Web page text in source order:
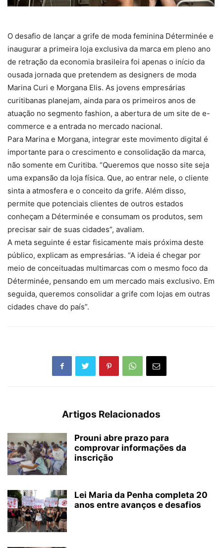
O desafio de lançar a grife de moda feminina Déterminée e
inaugurar a primeira loja exclusiva da marca em pleno ano
de retração da economia brasileira foi apenas o início da
ousada jornada que pretendem as designers de moda
Marina Curi e Morgana Elis. As jovens empresárias
curitibanas planejam, ainda para os primeiros anos de
atuação no segmento fashion, a abertura de um site de e-
commerce e a entrada no mercado nacional.
Para Marina e Morgana, integrar este movimento digital é
importante para o crescimento e consolidação da marca,
não somente em Curitiba. “Queremos que nosso site seja
uma expansão da loja física. Que, ao entrar nele, o cliente
sinta a atmosfera e o conceito da grife. Além disso,
permite que potenciais clientes de outros estados
conheçam a Déterminée e consumam os produtos, sem
precisar sair de suas cidades”, avaliam.
A meta seguinte é estar fisicamente mais próxima deste
público, explicam as empresárias. “A ideia é chegar por
meio de conceituadas multimarcas com o mesmo foco da
Déterminée, pensando em um mercado mais exclusivo. Em
seguida, queremos consolidar a grife com lojas em outras
cidades chave do país”.
Artigos Relacionados
Prouni abre prazo para
comprovar informações da
inscrição
Lei Maria da Penha completa 20
anos entre avanços e desafios